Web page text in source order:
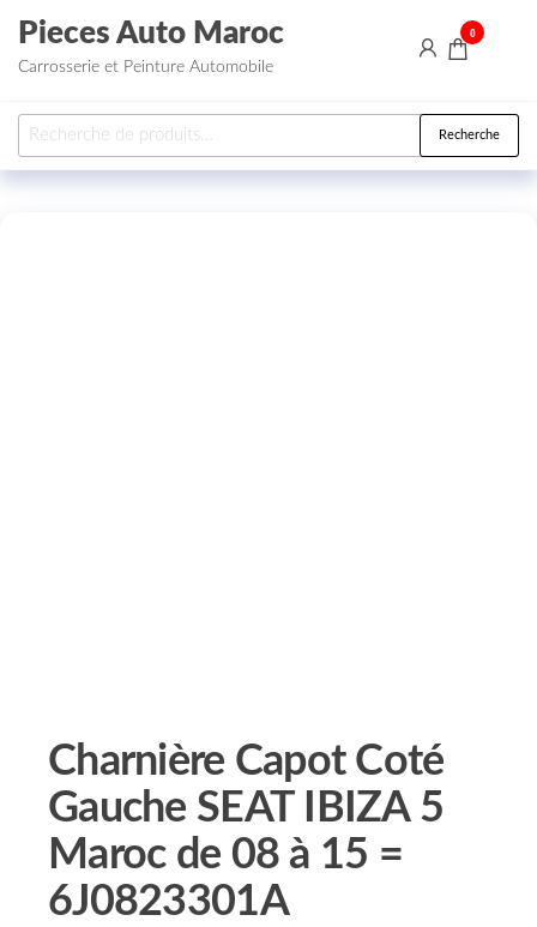
Aller au contenu
Pieces Auto Maroc
Carrosserie et Peinture Automobile
0
Recherche pour : Recherche
Charnière Capot Coté
Gauche SEAT IBIZA 5
Maroc de 08 à 15 =
6J0823301A